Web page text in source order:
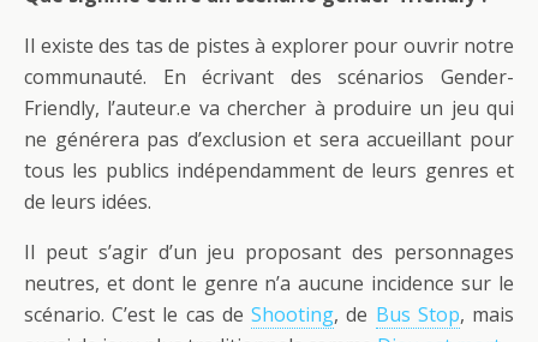
Il existe des tas de pistes à explorer pour ouvrir notre
communauté. En écrivant des scénarios Gender-
Friendly, l’auteur.e va chercher à produire un jeu qui
ne générera pas d’exclusion et sera accueillant pour
tous les publics indépendamment de leurs genres et
de leurs idées.
Il peut s’agir d’un jeu proposant des personnages
neutres, et dont le genre n’a aucune incidence sur le
scénario. C’est le cas deShooting, de Bus Stop, mais